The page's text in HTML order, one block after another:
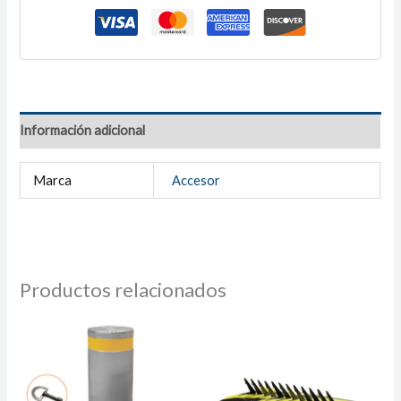
Información adicional
Marca Accesor
Productos relacionados